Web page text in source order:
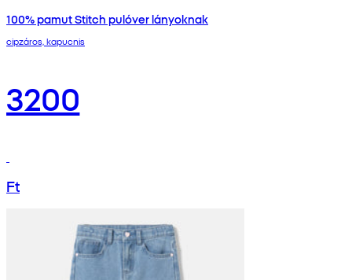
100% pamut Stitch pulóver lányoknak
cipzáros, kapucnis
3200
Ft